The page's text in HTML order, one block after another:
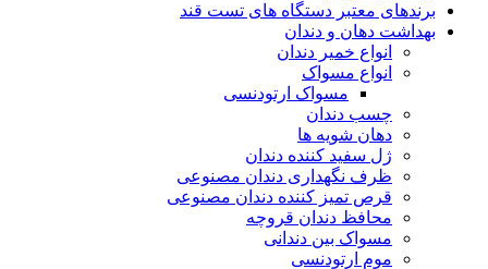
برندهای معتبر دستگاه های تست قند
بهداشت دهان و دندان
انواع خمیر دندان
انواع مسواک
مسواک ارتودنسی
چسب دندان
دهان شویه ها
ژل سفید کننده دندان
ظرف نگهداری دندان مصنوعی
قرص تمیز کننده دندان مصنوعی
محافظ دندان قروچه
مسواک بین دندانی
موم ارتودنسی